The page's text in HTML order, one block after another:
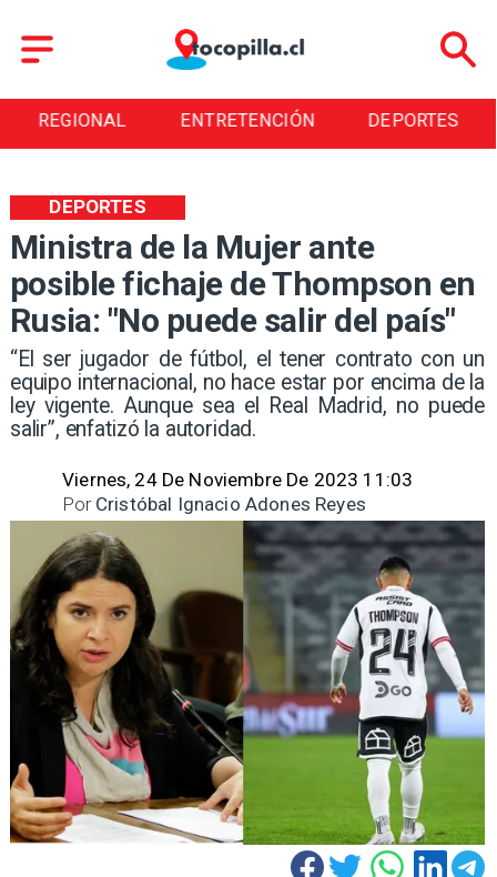
REGIONAL ENTRETENCIÓN DEPORTES
Ministra de la Mujer ante
posible fichaje de Thompson en
Rusia: "No puede salir del país"
​“El ser jugador de fútbol, el tener contrato con un
equipo internacional, no hace estar por encima de la
ley vigente. Aunque sea el Real Madrid, no puede
salir”, enfatizó la autoridad.
DEPORTES
Viernes, 24 De Noviembre De 2023 11:03
Cristóbal Ignacio Adones Reyes
Por